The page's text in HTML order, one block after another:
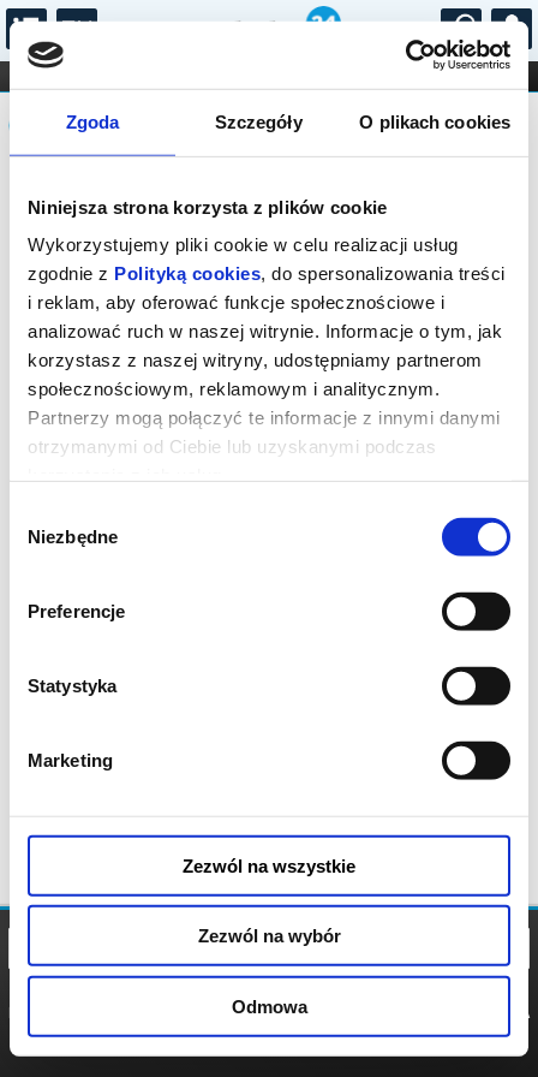
Zgoda Szczegóły O plikach cookies
Niniejsza strona korzysta z plików cookie
Wykorzystujemy pliki cookie w celu realizacji usług
zgodnie z Polityką cookies, do spersonalizowania treści
i reklam, aby oferować funkcje społecznościowe i
analizować ruch w naszej witrynie. Informacje o tym, jak
korzystasz z naszej witryny, udostępniamy partnerom
społecznościowym, reklamowym i analitycznym.
Partnerzy mogą połączyć te informacje z innymi danymi
otrzymanymi od Ciebie lub uzyskanymi podczas
zgody
Niezbędne
Preferencje
Statystyka
Marketing
Zezwól na wszystkie
Zezwól na wybór
Odmowa
...
FILHARMONIA OPERA I BALET
STAND-UP
DLA DZIECI
Komunikat
Sprzedaż on-line została zakończona,
sprawdź dostępność biletów w kasie.
POLITYKA
POLITYKA